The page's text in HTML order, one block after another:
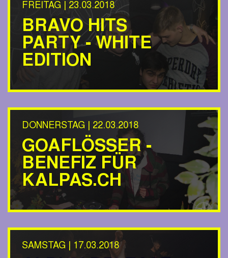
FREITAG | 23.03.2018
BRAVO HITS
PARTY - WHITE
EDITION
DONNERSTAG | 22.03.2018
GOAFLÖSSER -
BENEFIZ FÜR
KALPAS.CH
SAMSTAG | 17.03.2018